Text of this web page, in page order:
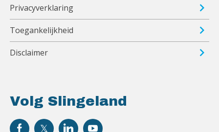
Volg Slingeland
Privacyverklaring
Toegankelijkheid
Disclaimer